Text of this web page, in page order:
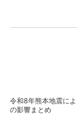
令和8年熊本地震に
の影響まとめ